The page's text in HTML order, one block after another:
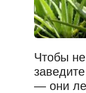
Чтобы
— они